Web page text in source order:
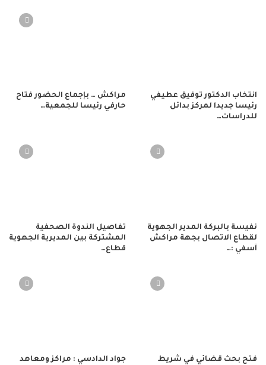
انتخاب الدكتور توفيق عطيفي
رئيسا جديدا لمركز بدائل
للدراسات…
مراكش … بإجماع الحضور فتاح
حارفي رئيسا للجمعية…
نفيسة بالبركة المدير الجهوية
لقطاع الاتصال بجهة مراكش
آسفي :…
تفاصيل الندوة الصحفية
المشتركة بين المديرية الجهوية
قطاع…
فتح بحث قضائي في شريط
جواد الدادسي : مراكز ومعاهد